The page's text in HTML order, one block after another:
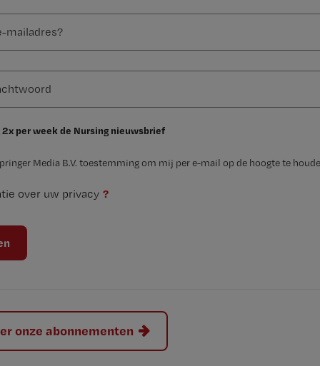
2x per week de Nursing nieuwsbrief
Media B.V. toestemming om mij per e-mail op de hoogte te
over uw privacy ?
onze abonnementen